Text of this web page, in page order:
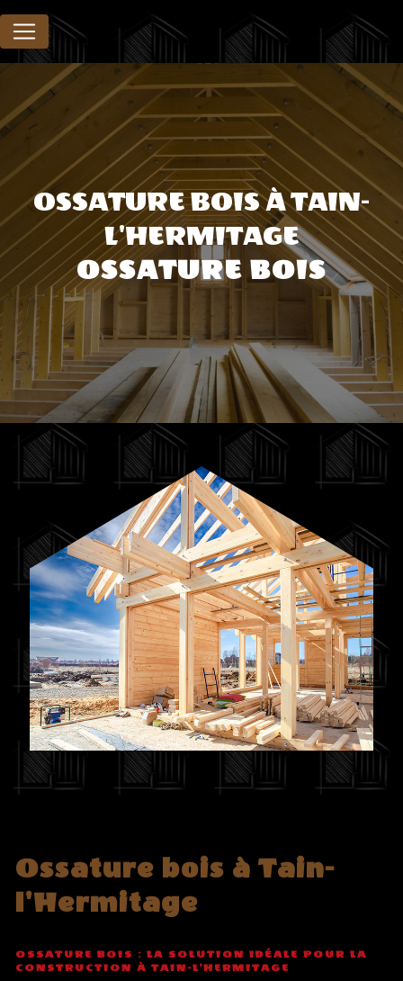
OSSATURE BOIS À TAIN-
L'HERMITAGE
OSSATURE BOIS
Ossature bois à Tain-
l'Hermitage
OSSATURE BOIS : LA SOLUTION IDÉALE POUR LA
CONSTRUCTION À TAIN-L'HERMITAGE
Panneau de gestion des cookies